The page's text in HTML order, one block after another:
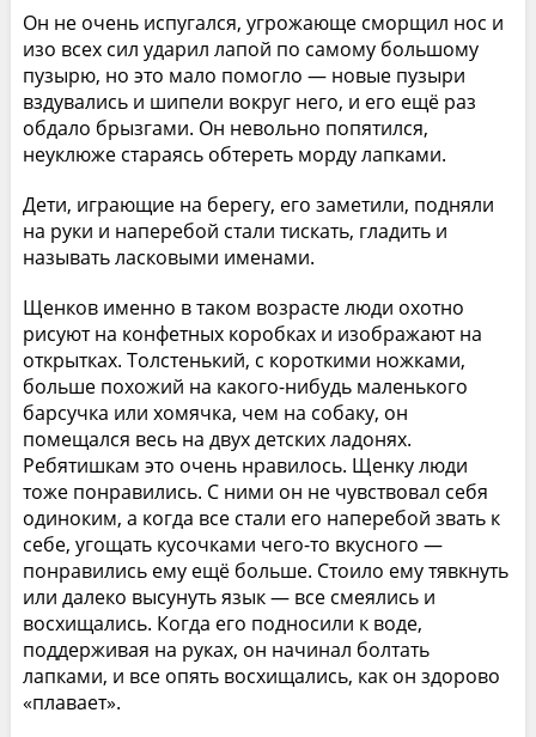
Он не очень испугался, угрожающе сморщил нос и
изо всех сил ударил лапой по самому большому
пузырю, но это мало помогло — новые пузыри
вздувались и шипели вокруг него, и его ещё раз
обдало брызгами. Он невольно попятился,
неуклюже стараясь обтереть морду лапками.
Дети, играющие на берегу, его заметили, подняли
на руки и наперебой стали тискать, гладить и
называть ласковыми именами.
Щенков именно в таком возрасте люди охотно
рисуют на конфетных коробках и изображают на
открытках. Толстенький, с короткими ножками,
больше похожий на какого-нибудь маленького
барсучка или хомячка, чем на собаку, он
помещался весь на двух детских ладонях.
Ребятишкам это очень нравилось. Щенку люди
тоже понравились. С ними он не чувствовал себя
одиноким, а когда все стали его наперебой звать к
себе, угощать кусочками чего-то вкусного —
понравились ему ещё больше. Стоило ему тявкнуть
или далеко высунуть язык — все смеялись и
восхищались. Когда его подносили к воде,
поддерживая на руках, он начинал болтать
лапками, и все опять восхищались, как он здорово
«плавает».